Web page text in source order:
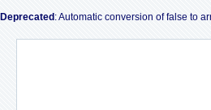
Deprecated : Automatic conversion of false to